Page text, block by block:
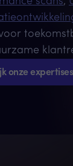
onze expertises